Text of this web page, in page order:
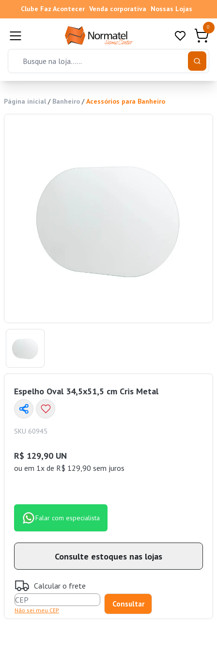
Clube Faz Acontecer Venda corporativa Nossas Lojas
0
Página inicial / Banheiro /Acessórios para Banheiro
Espelho Oval 34,5x51,5 cm Cris Metal
SKU 60945
R$ 129,90 UN
ou em 1x de R$ 129,90 sem juros
Falar com especialista
Consulte estoques nas lojas
Calcular o frete
Não sei meu CEP